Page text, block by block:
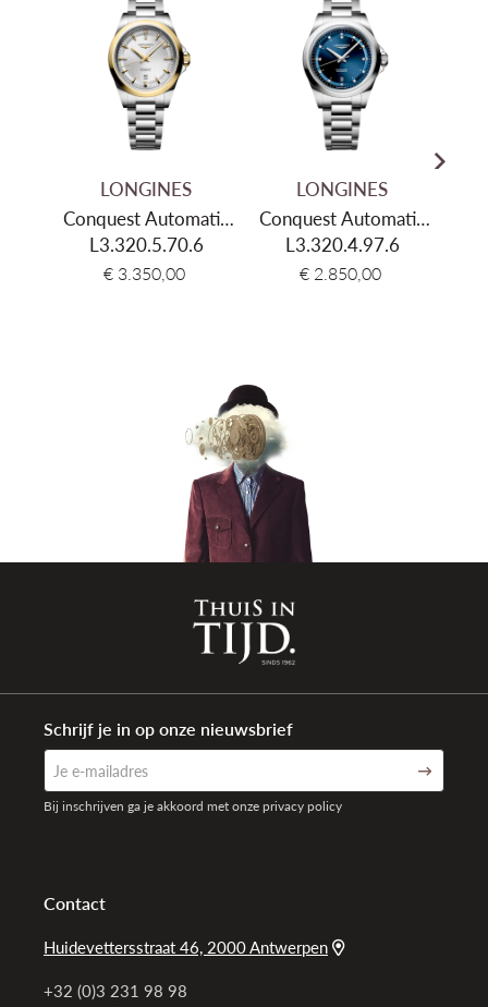
72u Gangreserve
Saffier
Kleur wijzerplaat
Wit, Parelmoer
Materiaal armband
17mm
10 ATM (100 meter)
5 jaar internationaal
LONGINES
Conquest Automatic
30mm
L3.320.5.70.6
€ 3.350,00
LONGINES
Conquest Automatic
30mm
L3.320.4.97.6
€ 2.850,00
Contact
Huidevettersstraat 46, 2000 Antwerpen
+32 (0)3 231 98 98
Schrijf je in op onze nieuwsbrief
Bij inschrijven ga je akkoord met onze privacy policy